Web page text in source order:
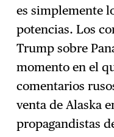
es simplemente
potencias. Los
Trump sobre
momento en el
comentarios
venta de Alaska
propagandistas